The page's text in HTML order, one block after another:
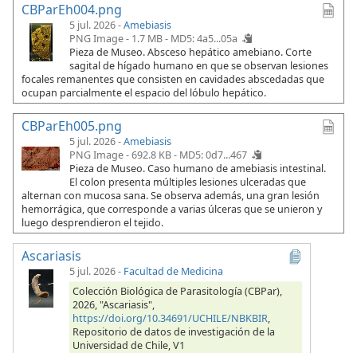
CBParEh004.png
5 jul. 2026 -Amebiasis
PNG Image - 1.7 MB - MD5: 4a5...05a
Pieza de Museo. Absceso hepático amebiano. Corte
sagital de hígado humano en que se observan lesiones
focales remanentes que consisten en cavidades abscedadas que
ocupan parcialmente el espacio del lóbulo hepático.
CBParEh005.png
5 jul. 2026 -Amebiasis
PNG Image - 692.8 KB - MD5: 0d7...467
Pieza de Museo. Caso humano de amebiasis intestinal.
El colon presenta múltiples lesiones ulceradas que
alternan con mucosa sana. Se observa además, una gran lesión
hemorrágica, que corresponde a varias úlceras que se unieron y
luego desprendieron el tejido.
Ascariasis
5 jul. 2026- Facultad de Medicina
Colección Biológica de Parasitología (CBPar),
2026, "Ascariasis",
https://doi.org/10.34691/UCHILE/NBKBIR,
Repositorio de datos de investigación de la
Universidad de Chile, V1